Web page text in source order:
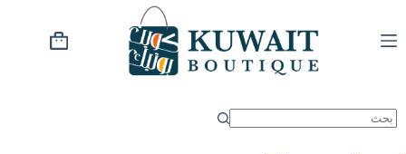
المحتوى
عربة